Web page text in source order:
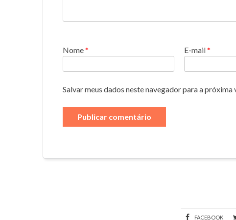
Nome* E-mail*
Salvar meus dados neste navegador para a próxima
FACEBOOK